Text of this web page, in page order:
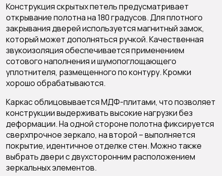
Конструкция скрытых петель предусматривает
открывание полотна на 180 градусов. Для плотного
закрывания дверей используется магнитный замок,
который может дополняться ручкой. Качественная
звукоизоляция обеспечивается применением
сотового наполнения и шумопоглощающего
уплотнителя, размещенного по контуру. Кромки
хорошо обрабатываются.
Каркас облицовывается МДФ-плитами, что позволяет
конструкции выдерживать высокие нагрузки без
деформации. На одной стороне полотна фиксируется
сверхпрочное зеркало, на второй – выполняется
покрытие, идентичное отделке стен. Можно также
выбрать двери с двухсторонним расположением
зеркальных элементов.